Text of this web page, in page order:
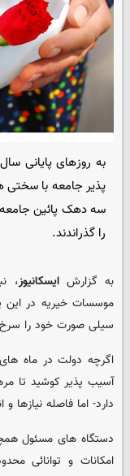
پذیر جامعه با سختی
سه دهک پائین
را گذراندند.
به گزارشایسکانیوز،
موسسات خیریه در این
سیلی صورت خود را سرخ
اگرچه دولت در ماه
آسیب پذیر کوشید تا
دارد- اما فاصله نیازها
دستگاه های مسئول
امکانات و توانائی